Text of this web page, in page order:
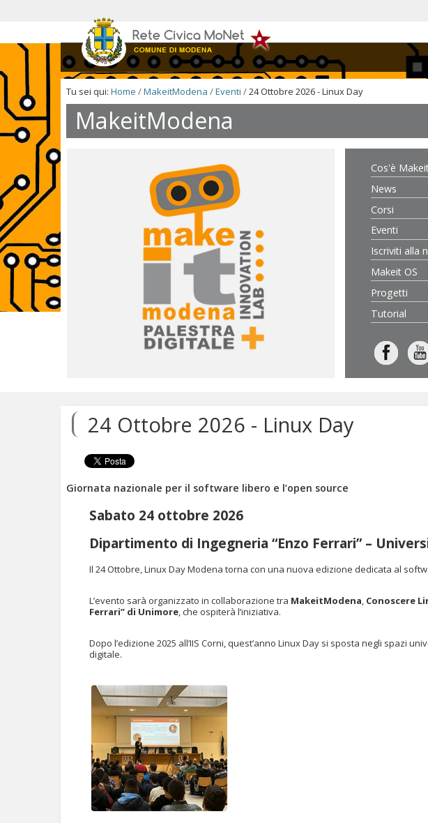
|
alla
navigazione
Tu sei qui: Home /MakeitModena /Eventi /24 Ottobre 2026 - Linux Day
MakeitModena
Cos'è
News
Corsi
Eventi
Iscriviti alla
Makeit OS
Progetti
Tutorial
contenuti.
Salta
navigazione
24 Ottobre 2026 - Linux Day
Giornata nazionale per il software libero e l’open source
Sabato 24 ottobre 2026
Dipartimento di Ingegneria “Enzo Ferrari” –
Il 24 Ottobre, Linux Day Modena torna con una nuova edizione dedicata al
L’evento sarà organizzato in collaborazione tra MakeitModena, Conoscere
Ferrari” di Unimore, che ospiterà l’iniziativa.
Dopo l’edizione 2025 all’IIS Corni, quest’anno Linux Day si sposta negli spazi
digitale.